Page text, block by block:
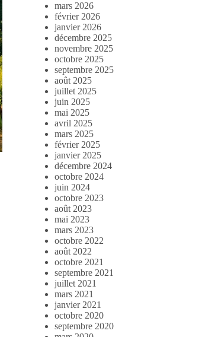
mars 2026
février 2026
janvier 2026
décembre 2025
novembre 2025
octobre 2025
septembre 2025
août 2025
juillet 2025
juin 2025
mai 2025
avril 2025
mars 2025
février 2025
janvier 2025
décembre 2024
octobre 2024
juin 2024
octobre 2023
août 2023
mai 2023
mars 2023
octobre 2022
août 2022
octobre 2021
septembre 2021
juillet 2021
mars 2021
janvier 2021
octobre 2020
septembre 2020